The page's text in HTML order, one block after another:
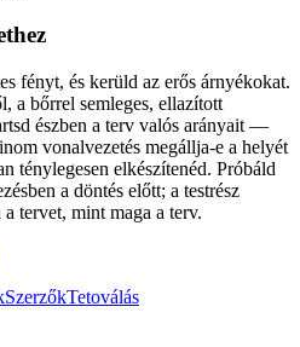
fényt, és kerüld az erős árnyékokat.
a bőrrel semleges, ellazított
észben a terv valós arányait —
vonalvezetés megállja-e a helyét
ténylegesen elkészítenéd. Próbáld
a döntés előtt; a testrész
tervet, mint maga a terv.
SzerzőkTetoválás